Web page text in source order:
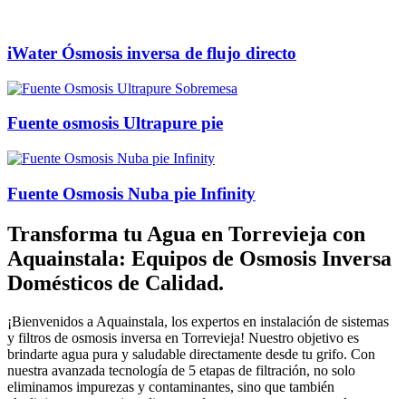
iWater Ósmosis inversa de flujo directo
Fuente osmosis Ultrapure pie
Fuente Osmosis Nuba pie Infinity
Transforma tu Agua en Torrevieja con
Aquainstala: Equipos de Osmosis Inversa
Domésticos de Calidad.
¡Bienvenidos a Aquainstala, los expertos en instalación de sistemas
y filtros de osmosis inversa en Torrevieja! Nuestro objetivo es
brindarte agua pura y saludable directamente desde tu grifo. Con
nuestra avanzada tecnología de 5 etapas de filtración, no solo
eliminamos impurezas y contaminantes, sino que también